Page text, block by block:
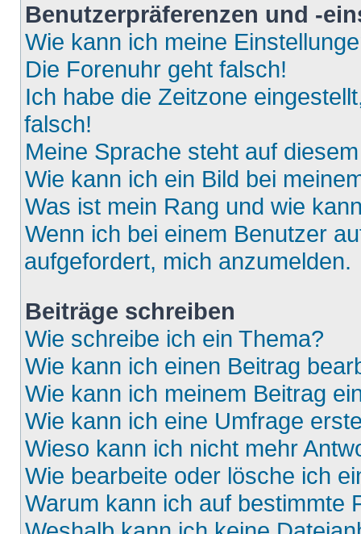
Benutzerpräferenzen und -
Wie kann ich meine
Die Forenuhr geht falsch!
Ich habe die Zeitzone
falsch!
Meine Sprache steht auf
Wie kann ich ein Bild bei
Was ist mein Rang und wie
Wenn ich bei einem Benutzer
aufgefordert, mich anzumelden.
Beiträge schreiben
Wie schreibe ich ein Thema?
Wie kann ich einen Beitrag
Wie kann ich meinem Beitrag
Wie kann ich eine Umfrage
Wieso kann ich nicht mehr
Wie bearbeite oder lösche ich
Warum kann ich auf bestimmte